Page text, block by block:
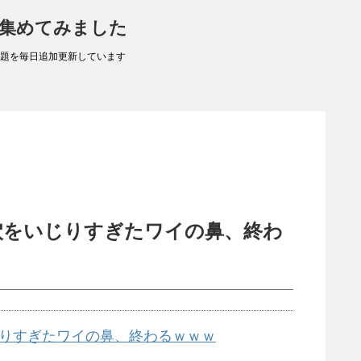
めてみました
を毎日追加更新しています
いじりすぎたワイの鼻、終わ
すぎたワイの鼻、終わるｗｗｗ